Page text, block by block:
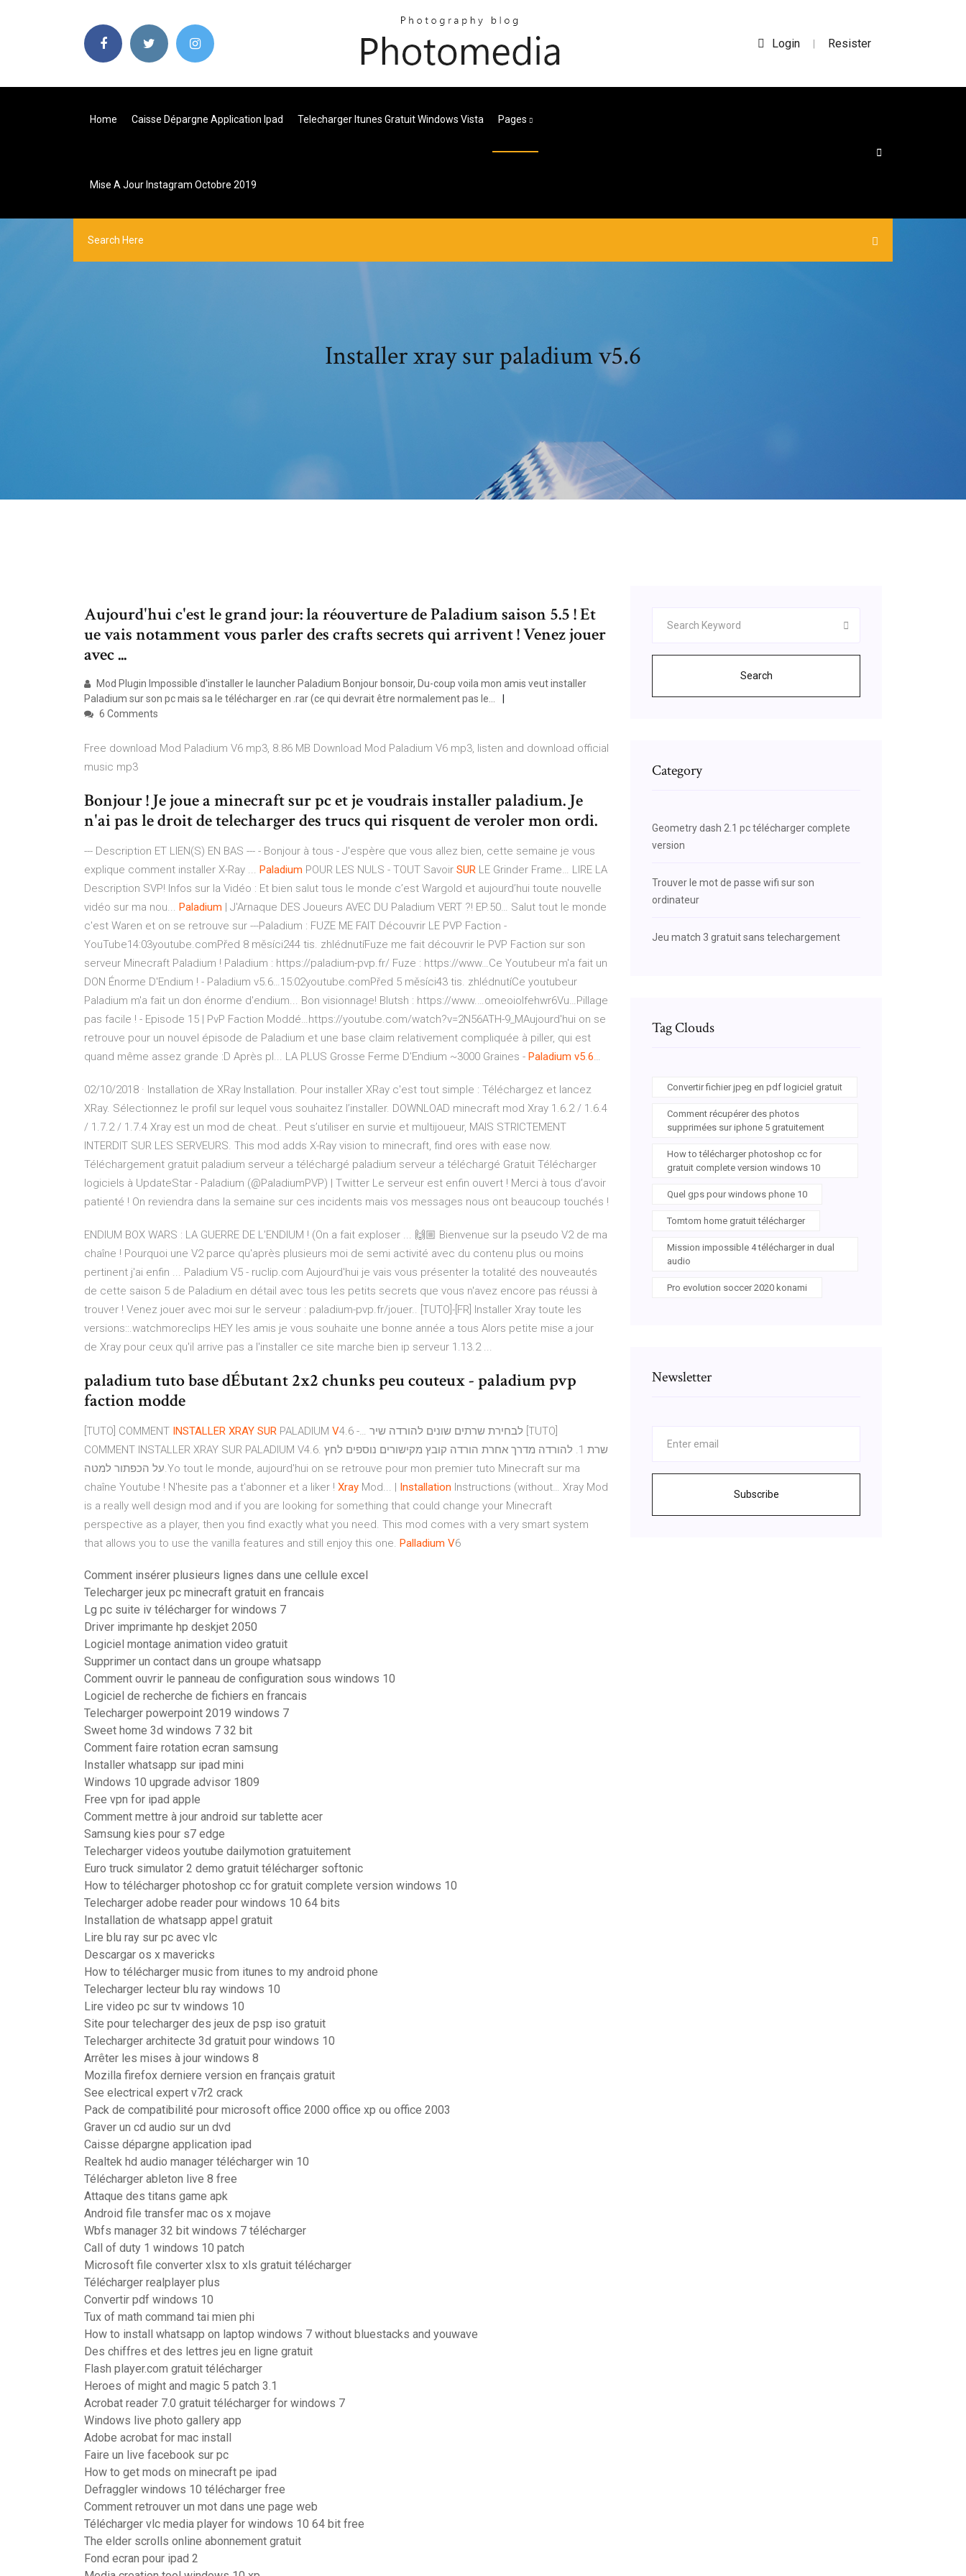
Login | Resister
Home Caisse Dépargne Application Ipad Telecharger Itunes Gratuit Windows Vista Pages
Mise A Jour Instagram Octobre 2019
Installer xray sur paladium v5.6
Aujourd'hui c'est le grand jour: la réouverture de Paladium saison 5.5 ! Et
ue vais notamment vous parler des crafts secrets qui arrivent ! Venez jouer
avec ...
Mod Plugin Impossible d'installer le launcher Paladium Bonjour bonsoir, Du-coup voila mon amis veut installer
Paladium sur son pc mais sa le télécharger en .rar (ce qui devrait être normalement pas le...
6 Comments
Free download Mod Paladium V6 mp3, 8.86 MB Download Mod Paladium V6 mp3, listen and download official
music mp3
Bonjour ! Je joue a minecraft sur pc et je voudrais installer paladium. Je
n'ai pas le droit de telecharger des trucs qui risquent de veroler mon ordi.
--- Description ET LIEN(S) EN BAS --- - Bonjour à tous - J'espère que vous allez bien, cette semaine je vous
explique comment installer X-Ray ... Paladium POUR LES NULS - TOUT Savoir SUR LE Grinder Frame… LIRE LA
Description SVP! Infos sur la Vidéo : Et bien salut tous le monde c’est Wargold et aujourd’hui toute nouvelle
vidéo sur ma nou... Paladium | J'Arnaque DES Joueurs AVEC DU Paladium VERT ?! EP.50… Salut tout le monde
c'est Waren et on se retrouve sur ---Paladium : FUZE ME FAIT Découvrir LE PVP Faction -
YouTube14:03youtube.comPřed 8 měsíci244 tis. zhlédnutíFuze me fait découvrir le PVP Faction sur son
serveur Minecraft Paladium ! Paladium : https://paladium-pvp.fr/ Fuze : https://www…Ce Youtubeur m'a fait un
DON Énorme D'Endium ! - Paladium v5.6…15:02youtube.comPřed 5 měsíci43 tis. zhlédnutíCe youtubeur
Paladium m'a fait un don énorme d'endium... Bon visionnage! Blutsh : https://www.…omeoiolfehwr6Vu…Pillage
pas facile ! - Episode 15 | PvP Faction Moddé…https://youtube.com/watch?v=2N56ATH-9_MAujourd'hui on se
retrouve pour un nouvel épisode de Paladium et une base claim relativement compliquée à piller, qui est
quand même assez grande :D Après pl... LA PLUS Grosse Ferme D'Endium ~3000 Graines - Paladium v5.6…
02/10/2018 · Installation de XRay Installation. Pour installer XRay c'est tout simple : Téléchargez et lancez
XRay. Sélectionnez le profil sur lequel vous souhaitez l’installer. DOWNLOAD minecraft mod Xray 1.6.2 / 1.6.4
/ 1.7.2 / 1.7.4 Xray est un mod de cheat.. Peut s’utiliser en survie et multijoueur, MAIS STRICTEMENT
INTERDIT SUR LES SERVEURS. This mod adds X-Ray vision to minecraft, find ores with ease now.
Téléchargement gratuit paladium serveur a téléchargé paladium serveur a téléchargé Gratuit Télécharger
logiciels à UpdateStar - Paladium (@PaladiumPVP) | Twitter Le serveur est enfin ouvert ! Merci à tous d’avoir
patienté ! On reviendra dans la semaine sur ces incidents mais vos messages nous ont beaucoup touchés !
ENDIUM BOX WARS : LA GUERRE DE L'ENDIUM ! (On a fait exploser ... 🙌🏼 Bienvenue sur la pseudo V2 de ma
chaîne ! Pourquoi une V2 parce qu'après plusieurs moi de semi activité avec du contenu plus ou moins
pertinent j'ai enfin ... Paladium V5 - ruclip.com Aujourd'hui je vais vous présenter la totalité des nouveautés
de cette saison 5 de Paladium en détail avec tous les petits secrets que vous n'avez encore pas réussi à
trouver ! Venez jouer avec moi sur le serveur : paladium-pvp.fr/jouer.. [TUTO]-[FR] Installer Xray toute les
versions::.watchmoreclips HEY les amis je vous souhaite une bonne année a tous Alors petite mise a jour
de Xray pour ceux qu'il arrive pas a l'installer ce site marche bien ip serveur 1.13.2 ...
paladium tuto base dÉbutant 2x2 chunks peu couteux - paladium pvp
faction modde
[TUTO] COMMENT INSTALLER XRAY SUR PALADIUM V4.6 -… לבחירת שרתים שונים להורדה שיר [TUTO]
COMMENT INSTALLER XRAY SUR PALADIUM V4.6. שרת 1. להורדה מדרך אחרת הורדה קובץ מקישורים נוספים לחץ
על הכפתור למטה.Yo tout le monde, aujourd'hui on se retrouve pour mon premier tuto Minecraft sur ma
chaîne Youtube ! N'hesite pas a t'abonner et a liker ! Xray Mod... | Installation Instructions (without… Xray Mod
is a really well design mod and if you are looking for something that could change your Minecraft
perspective as a player, then you find exactly what you need. This mod comes with a very smart system
that allows you to use the vanilla features and still enjoy this one. Palladium V6
Comment insérer plusieurs lignes dans une cellule excel
Telecharger jeux pc minecraft gratuit en francais
Lg pc suite iv télécharger for windows 7
Driver imprimante hp deskjet 2050
Logiciel montage animation video gratuit
Supprimer un contact dans un groupe whatsapp
Comment ouvrir le panneau de configuration sous windows 10
Logiciel de recherche de fichiers en francais
Telecharger powerpoint 2019 windows 7
Sweet home 3d windows 7 32 bit
Comment faire rotation ecran samsung
Installer whatsapp sur ipad mini
Windows 10 upgrade advisor 1809
Free vpn for ipad apple
Comment mettre à jour android sur tablette acer
Samsung kies pour s7 edge
Telecharger videos youtube dailymotion gratuitement
Euro truck simulator 2 demo gratuit télécharger softonic
How to télécharger photoshop cc for gratuit complete version windows 10
Telecharger adobe reader pour windows 10 64 bits
Installation de whatsapp appel gratuit
Lire blu ray sur pc avec vlc
Descargar os x mavericks
How to télécharger music from itunes to my android phone
Telecharger lecteur blu ray windows 10
Lire video pc sur tv windows 10
Site pour telecharger des jeux de psp iso gratuit
Telecharger architecte 3d gratuit pour windows 10
Arrêter les mises à jour windows 8
Mozilla firefox derniere version en français gratuit
See electrical expert v7r2 crack
Pack de compatibilité pour microsoft office 2000 office xp ou office 2003
Graver un cd audio sur un dvd
Caisse dépargne application ipad
Realtek hd audio manager télécharger win 10
Télécharger ableton live 8 free
Attaque des titans game apk
Android file transfer mac os x mojave
Wbfs manager 32 bit windows 7 télécharger
Call of duty 1 windows 10 patch
Microsoft file converter xlsx to xls gratuit télécharger
Télécharger realplayer plus
Convertir pdf windows 10
Tux of math command tai mien phi
How to install whatsapp on laptop windows 7 without bluestacks and youwave
Des chiffres et des lettres jeu en ligne gratuit
Flash player.com gratuit télécharger
Heroes of might and magic 5 patch 3.1
Acrobat reader 7.0 gratuit télécharger for windows 7
Windows live photo gallery app
Adobe acrobat for mac install
Faire un live facebook sur pc
How to get mods on minecraft pe ipad
Defraggler windows 10 télécharger free
Comment retrouver un mot dans une page web
Télécharger vlc media player for windows 10 64 bit free
The elder scrolls online abonnement gratuit
Fond ecran pour ipad 2
Search
Category
Geometry dash 2.1 pc télécharger complete
version
Trouver le mot de passe wifi sur son
ordinateur
Jeu match 3 gratuit sans telechargement
Tag Clouds
Convertir fichier jpeg en pdf logiciel gratuit
Comment récupérer des photos
supprimées sur iphone 5 gratuitement
How to télécharger photoshop cc for
gratuit complete version windows 10
Quel gps pour windows phone 10
Tomtom home gratuit télécharger
Mission impossible 4 télécharger in dual
audio
Pro evolution soccer 2020 konami
Newsletter
Subscribe